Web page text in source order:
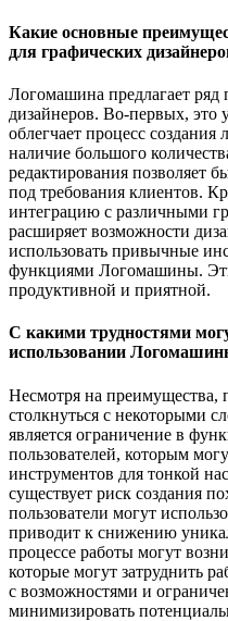
Какие основные
для графических
Логомашина предлагает ряд
дизайнеров. Во-первых, это
облегчает процесс
наличие большого
редактирования позволяет
под требования клиентов.
интеграцию с различными
расширяет возможности
использовать привычные
функциями Логомашины.
продуктивной и приятной.
С какими трудностями
использовании
Несмотря на преимущества,
столкнуться с некоторыми
является ограничение в
пользователей, которым
инструментов для тонкой
существует риск создания
пользователи могут
приводит к снижению
процессе работы могут
которые могут затруднить
с возможностями и
минимизировать